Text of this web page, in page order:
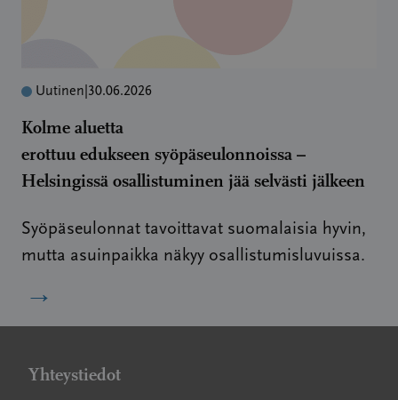
Uutinen 30.06.2026
Kolme aluetta
erottuu edukseen syöpäseulonnoissa –
Helsingissä osallistuminen jää selvästi jälkeen
Syöpäseulonnat tavoittavat suomalaisia hyvin,
mutta asuinpaikka näkyy osallistumisluvuissa.
→
Yhteystiedot